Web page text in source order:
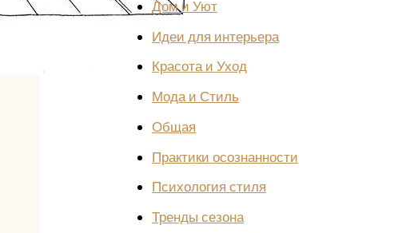
Дом и Уют
Идеи для интерьера
Красота и Уход
Мода и Стиль
Общая
Практики осознанности
Психология стиля
Тренды сезона